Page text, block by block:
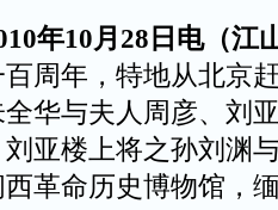
年10月28日电（江
周年，特地从北京
华与夫人周彦、刘
亚楼上将之孙刘渊
革命历史博物馆，